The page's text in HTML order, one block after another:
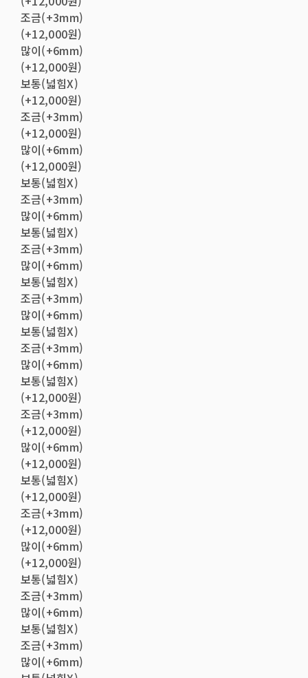
조금(+3mm)
(+12,000원)
많이(+6mm)
(+12,000원)
보통(넓힘X)
(+12,000원)
조금(+3mm)
(+12,000원)
많이(+6mm)
(+12,000원)
보통(넓힘X)
조금(+3mm)
많이(+6mm)
보통(넓힘X)
조금(+3mm)
많이(+6mm)
보통(넓힘X)
조금(+3mm)
많이(+6mm)
보통(넓힘X)
조금(+3mm)
많이(+6mm)
보통(넓힘X)
(+12,000원)
조금(+3mm)
(+12,000원)
많이(+6mm)
(+12,000원)
보통(넓힘X)
(+12,000원)
조금(+3mm)
(+12,000원)
많이(+6mm)
(+12,000원)
보통(넓힘X)
조금(+3mm)
많이(+6mm)
보통(넓힘X)
조금(+3mm)
많이(+6mm)